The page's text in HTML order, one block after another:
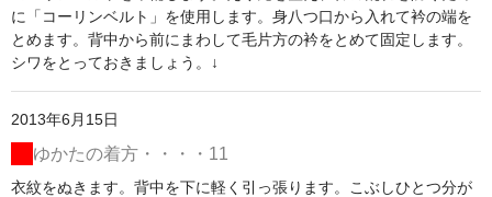
に「コーリンベルト」を使用します。身八つ口から入れて衿の端を
とめます。背中から前にまわして毛片方の衿をとめて固定します。
シワをとっておきましょう。↓
2013年6月15日
ゆかたの着方・・・・11
衣紋をぬきます。背中を下に軽く引っ張ります。こぶしひとつ分が